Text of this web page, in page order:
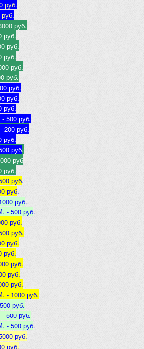
руб.
руб.
руб.
руб.
руб.
руб.
руб.
руб.
руб.
руб.
- 500 руб.
200 руб.
руб.
руб.
руб
руб.
руб.
руб.
руб.
- 500 руб.
руб.
руб.
руб.
руб.
руб.
руб.
руб.
. - 1000 руб.
руб.
500 руб.
- 500 руб.
руб.
руб.